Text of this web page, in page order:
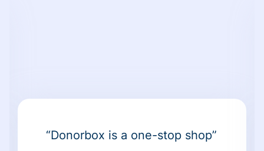
“Donorbox is a one-stop shop”